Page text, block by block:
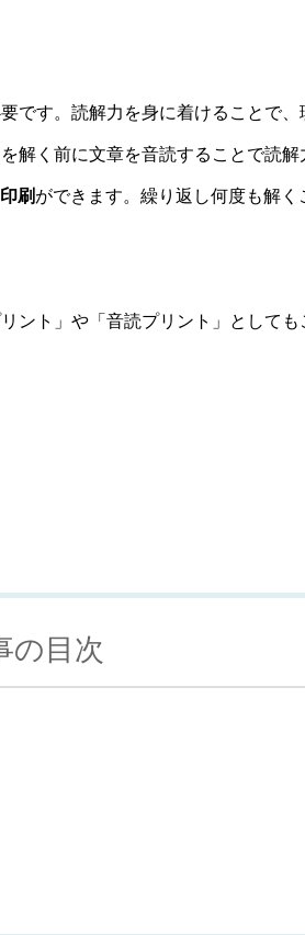
です。読解力を身に着けることで
解く前に文章を音読することで読
刷ができます。繰り返し何度も解く
ント」や「音読プリント」としても
の目次